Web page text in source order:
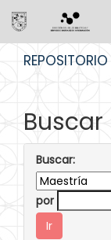
Buscar
Buscar:
por